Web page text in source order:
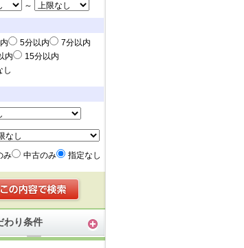
～
5分以内
7分以内
内
15分以内
し
み
中古のみ 指定なし
わり条件